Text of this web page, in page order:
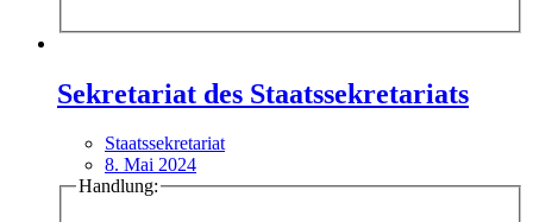
Sekretariat des Staatssekretariats
Staatssekretariat
8. Mai 2024
Handlung: